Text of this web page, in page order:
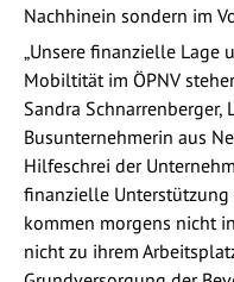
Nachhinein sondern im
„Unsere finanzielle Lage
Mobiltität im ÖPNV
Sandra Schnarrenberger,
Busunternehmerin aus
Hilfeschrei der
finanzielle
kommen morgens nicht
nicht zu ihrem